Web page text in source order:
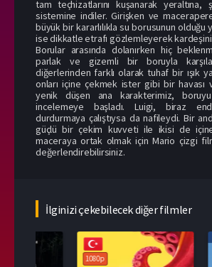
tam teçhizatlarını kuşanarak yeraltına,
sistemine indiler. Girişken ve
büyük bir kararlılıkla su borusunun olduğu
ise dikkatle etrafı gözlemleyerek
Borular arasında dolanırken hiç
parlak ve gizemli bir boruyla
diğerlerinden farklı olarak tuhaf bir ışık
onları içine çekmek ister gibi bir havası
yenik düşen ana karakterimiz, boruyu
incelemeye başladı. Luigi, biraz
durdurmaya çalıştıysa da nafileydi. Bir
güçlü bir çekim kuvveti ile ikisi de
maceraya ortak olmak için Mario çizgi
değerlendirebilirsiniz.
İlginizi çekebilecek diğer filmler
1080p